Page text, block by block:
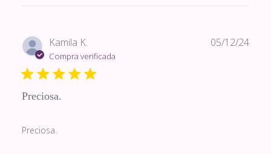
Kamila K.
Compra verificada
Preciosa.
Preciosa.
05/12/24